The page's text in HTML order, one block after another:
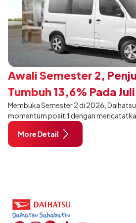
Awali Semester 2,
Tumbuh 13,6% Pada
Membuka Semester 2 di 2026,
momentum positif dengan
sebanyak 12.750 unit pada Juli 2026.
13,6% dibandingkan periode yang
11.220 unit, dan tetap stabil
More Detail